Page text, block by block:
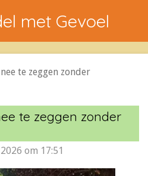
met Gevoel
te zeggen zonder
te zeggen zonder
om 17:51